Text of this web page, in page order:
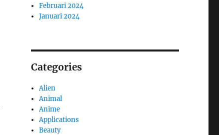
Februari 2024
Januari 2024
Categories
Alien
Animal
Anime
Applications
Beauty